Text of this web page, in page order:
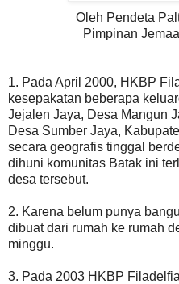
Oleh Pendeta
Pimpinan
1. Pada April 2000, HKBP
kesepakatan beberapa
Jejalen Jaya, Desa Mangun
Desa Sumber Jaya,
secara geografis tinggal
dihuni komunitas Batak ini
desa tersebut.
2. Karena belum punya
dibuat dari rumah ke rumah
minggu.
3. Pada 2003 HKBP